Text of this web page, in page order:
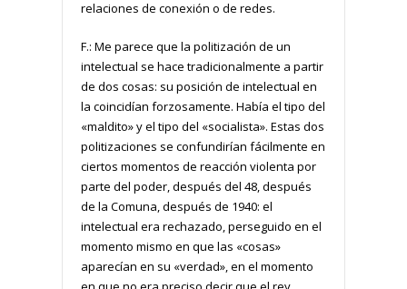
relaciones de conexión o de redes.
F.: Me parece que la politización de un
intelectual se hace tradicionalmente a partir
de dos cosas: su posición de intelectual en
la coincidían forzosamente. Había el tipo del
«maldito» y el tipo del «socialista». Estas dos
politizaciones se confundirían fácilmente en
ciertos momentos de reacción violenta por
parte del poder, después del 48, después
de la Comuna, después de 1940: el
intelectual era rechazado, perseguido en el
momento mismo en que las «cosas»
aparecían en su «verdad», en el momento